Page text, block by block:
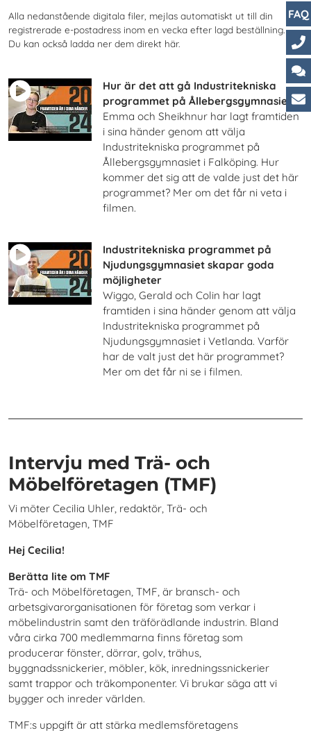
Alla nedanstående digitala filer, mejlas automatiskt ut till din
registrerade e-postadress inom en vecka efter lagd beställning.
Du kan också ladda ner dem direkt här.
Hur är det att gå Industritekniska
programmet på Ållebergsgymnasiet?
Emma och Sheikhnur har lagt framtiden
i sina händer genom att välja
Industritekniska programmet på
Ållebergsgymnasiet i Falköping. Hur
kommer det sig att de valde just det här
programmet? Mer om det får ni veta i
filmen.
Industritekniska programmet på
Njudungsgymnasiet skapar goda
möjligheter
Wiggo, Gerald och Colin har lagt
framtiden i sina händer genom att välja
Industritekniska programmet på
Njudungsgymnasiet i Vetlanda. Varför
har de valt just det här programmet?
Mer om det får ni se i filmen.
Intervju med Trä- och
Möbelföretagen (TMF)
Vi möter Cecilia Uhler, redaktör, Trä- och
Möbelföretagen, TMF
Hej Cecilia!
Berätta lite om TMF
Trä- och Möbelföretagen, TMF, är bransch- och
arbetsgivarorganisationen för företag som verkar i
möbelindustrin samt den träförädlande industrin. Bland
våra cirka 700 medlemmarna finns företag som
producerar fönster, dörrar, golv, trähus,
byggnadssnickerier, möbler, kök, inredningssnickerier
samt trappor och träkomponenter. Vi brukar säga att vi
bygger och inreder världen.
TMF:s uppgift är att stärka medlemsföretagens
FAQ